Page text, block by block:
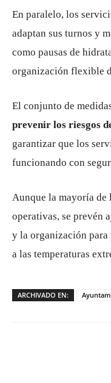
En paralelo, los
adaptan sus turnos y
como pausas de
organización flexible
El conjunto de
prevenir los riesgos
garantizar que los
funcionando con
Aunque la mayoría de
operativas, se prevén
y la organización para
a las temperaturas
ARCHIVADO EN: